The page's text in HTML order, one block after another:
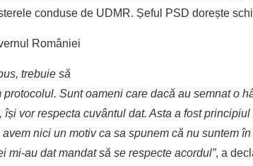
conduse de UDMR. Șeful PSD dorește
României
trebuie să
protocolul. Sunt oameni care dacă au semnat o
își vor respecta cuvântul dat. Asta a fost
nici un motiv ca sa spunem că nu suntem
mi-au dat mandat să se respecte acordul”, a